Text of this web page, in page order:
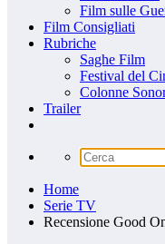
Film sulle
Film Consigliati
Rubriche
Saghe Film
Festival del
Colonne
Trailer
Home
Serie TV
Recensione Good